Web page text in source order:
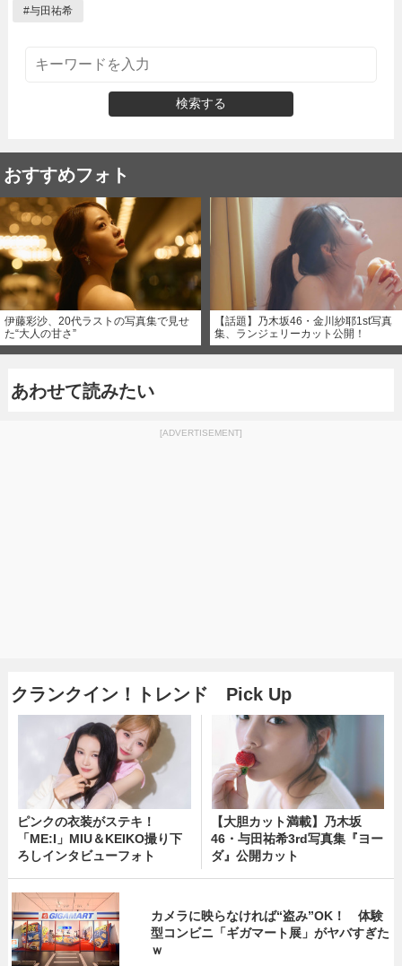
#与田祐希
検索する
おすすめフォト
伊藤彩沙、20代ラストの写真集で見せ
た“大人の甘さ”
【話題】乃木坂46・金川紗耶1st写真
集、ランジェリーカット公開！
あわせて読みたい
[ADVERTISEMENT]
クランクイン！トレンド Pick Up
ピンクの衣装がステキ！
「ME:I」MIU＆KEIKO撮り下
ろしインタビューフォト
【大胆カット満載】乃木坂
46・与田祐希3rd写真集『ヨー
ダ』公開カット
カメラに映らなければ“盗み”OK！ 体験
型コンビニ「ギガマート展」がヤバすぎた
ｗ